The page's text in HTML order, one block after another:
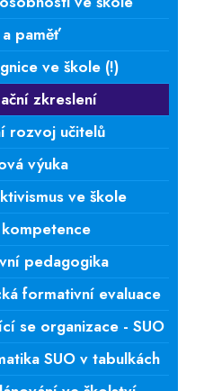
paměť
ve škole (!)
zkreslení
rozvoj učitelů
výuka
ve škole
pedagogika
formativní evaluace
se organizace - SUO
SUO v tabulkách